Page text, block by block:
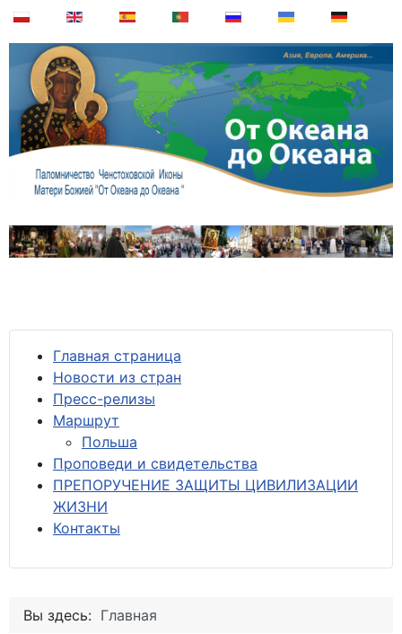
Главная страница
Новости из стран
Пресс-релизы
Маршрут
Польша
Проповеди и свидетельства
ПРЕПОРУЧЕНИЕ ЗАЩИТЫ ЦИВИЛИЗАЦИИ
ЖИЗНИ
Контакты
Вы здесь: Главная